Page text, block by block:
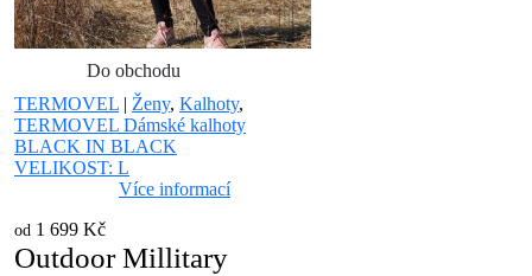
Do obchodu
TERMOVEL | Ženy, Kalhoty,
TERMOVEL Dámské kalhoty
BLACK IN BLACK
VELIKOST: L
Více informací
od 1 699 Kč
Outdoor Millitary